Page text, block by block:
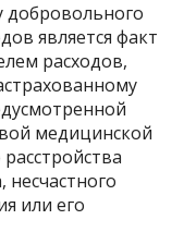
добровольного
является факт
расходов,
медицинской
несчастного
или его